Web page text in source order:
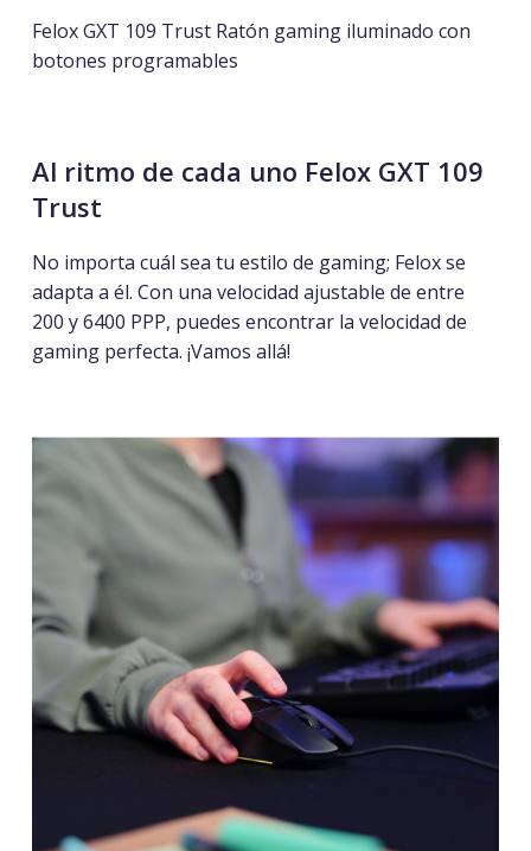
Felox GXT 109 Trust Ratón gaming iluminado con
botones programables
Al ritmo de cada uno Felox GXT 109
Trust
No importa cuál sea tu estilo de gaming; Felox se
adapta a él. Con una velocidad ajustable de entre
200 y 6400 PPP, puedes encontrar la velocidad de
gaming perfecta. ¡Vamos allá!